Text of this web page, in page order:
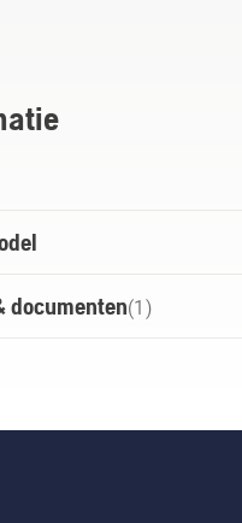
en kan ook
documenten(1 )